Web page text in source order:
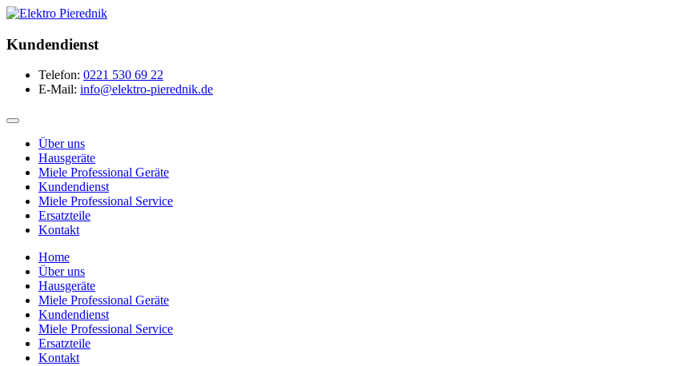
Kundendienst
Telefon: 0221 530 69 22
E-Mail: info@elektro-pierednik.de
Über uns
Hausgeräte
Miele Professional Geräte
Kundendienst
Miele Professional Service
Ersatzteile
Kontakt
Home
Über uns
Hausgeräte
Miele Professional Geräte
Kundendienst
Miele Professional Service
Ersatzteile
Kontakt